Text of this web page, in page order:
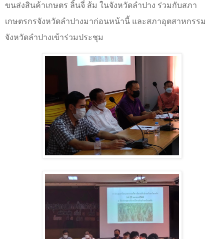
ขนส่งสินค้าเกษตร ลิ้นจี่ ส้ม ในจังหวัดลำปาง ร่วมกับสภา
เกษตรกรจังหวัดลำปางมาก่อนหน้านี้ และสภาอุตสาหกรรม
จังหวัดลำปางเข้าร่วมประชุม